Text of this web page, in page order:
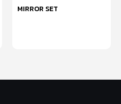
MIRROR SET